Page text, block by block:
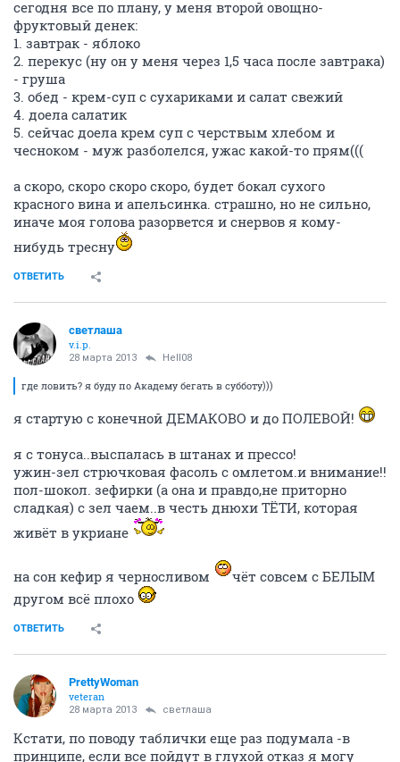
сегодня все по плану, у меня второй овощно-
фруктовый денек:
1. завтрак - яблоко
2. перекус (ну он у меня через 1,5 часа после завтрака)
- груша
3. обед - крем-суп с сухариками и салат свежий
4. доела салатик
5. сейчас доела крем суп с черствым хлебом и
чесноком - муж разболелся, ужас какой-то прям(((
а скоро, скоро скоро скоро, будет бокал сухого
красного вина и апельсинка. страшно, но не сильно,
иначе моя голова разорвется и снервов я кому-
нибудь тресну
ОТВЕТИТЬ
светлаша
v.i.p.
28 марта 2013 Hell08
где ловить? я буду по Академу бегать в субботу)))
я стартую с конечной ДЕМАКОВО и до ПОЛЕВОЙ!
я с тонуса..выспалась в штанах и прессо!
ужин-зел стрючковая фасоль с омлетом.и внимание!!
пол-шокол. зефирки (а она и правдо,не приторно
сладкая) с зел чаем..в честь днюхи ТЁТИ, которая
живёт в укриане
на сон кефир я черносливом
чёт совсем с БЕЛЫМ
другом всё плохо
ОТВЕТИТЬ
PrettyWoman
veteran
28 марта 2013 светлаша
Кстати, по поводу таблички еще раз подумала -в
принципе, если все пойдут в глухой отказ я могу